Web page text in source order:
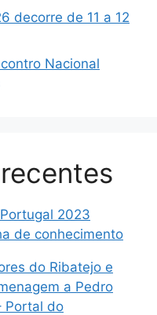
decorre de 11 a 12
Nacional
2023
de conhecimento
do Ribatejo e
a Pedro
Portal do